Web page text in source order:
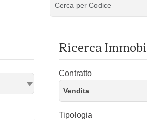
Ricerca
Contratto
Vendita
Tipologia